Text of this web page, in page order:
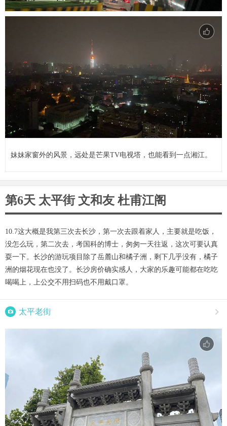
妹妹家窗外的风景，远处是芒果TV电视塔，也能看到一点湘江。
第6天 太平街 文和友 杜甫江阁
10.7这大概是我第三次去长沙，第一次去跟着家人，主要就是吃饭，
没怎么玩，第二次去，考国科的博士，匆匆一天往返，这次可要认真
耍一下。长沙的游玩项目除了岳麓山和橘子洲，剩下几乎没有，橘子
洲的烟花现在也没了。长沙房价确实感人，大家的乐趣可能都在吃吃
喝喝上，上公交不用扫码也不用戴口罩。
 太平老街 